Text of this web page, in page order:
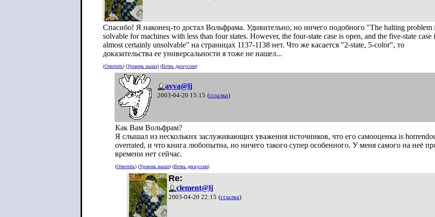
Спасибо! Я наконец-то достал Вольфрама. Удивительно, но ничего подобного "The halting problem
solvable for machines with less than four states. However, the four-state case is open, and the five-state case
almost certainly unsolvable" на страницах 1137-1138 нет. Что же касается "2-state, 5-color", то
доказательства ее универсальности я тоже не нашел...
(Ответить) (Уровень выше) (Ветвь дискуссии)
avva@lj
2003-04-20 15:15 (ссылка)
Как Вам Вольфрам?
Я слышал из нескольких заслуживающих уважения источников, что его самооценка is
overrated, и что книга любопытна, но ничего такого супер особенного. У меня самого на неё
времени нет сейчас.
(Ответить) (Уровень выше) (Ветвь дискуссии)
Re:
clement@lj
2003-04-20 22:15 (ссылка)